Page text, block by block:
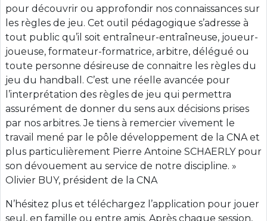
pour découvrir ou approfondir nos connaissances sur
les règles de jeu. Cet outil pédagogique s’adresse à
tout public qu’il soit entraîneur-entraîneuse, joueur-
joueuse, formateur-formatrice, arbitre, délégué ou
toute personne désireuse de connaitre les règles du
jeu du handball. C’est une réelle avancée pour
l’interprétation des règles de jeu qui permettra
assurément de donner du sens aux décisions prises
par nos arbitres. Je tiens à remercier vivement le
travail mené par le pôle développement de la CNA et
plus particulièrement Pierre Antoine SCHAERLY pour
son dévouement au service de notre discipline. »
Olivier BUY, président de la CNA
N’hésitez plus et téléchargez l’application pour jouer
seul, en famille ou entre amis. Après chaque session,